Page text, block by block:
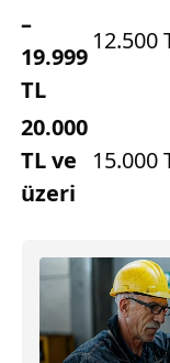
–
19.999
TL
12.500
20.000
TL ve
üzeri
15.000